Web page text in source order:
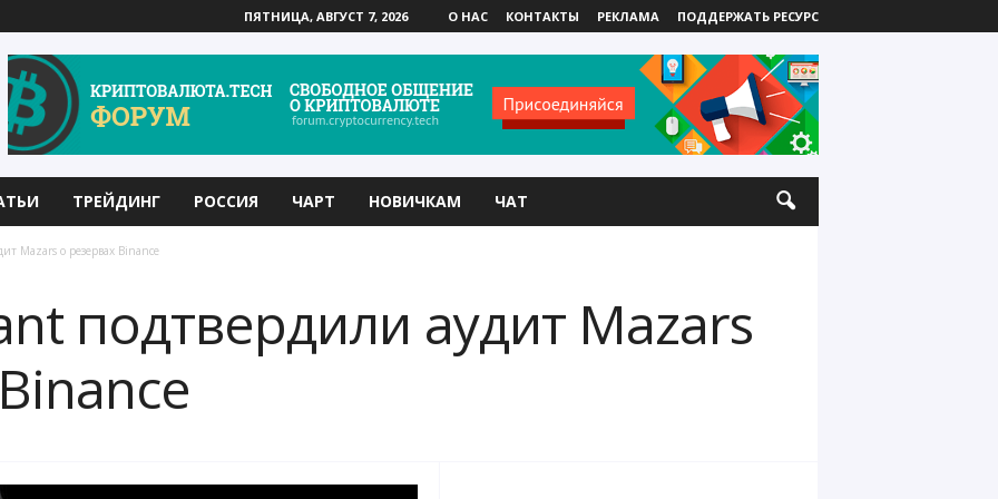
ПЯТНИЦА, АВГУСТ 7, 2026 О НАС КОНТАКТЫ РЕКЛАМА ПОДДЕРЖАТЬ РЕСУРС
ТРЕЙДИНГ РОССИЯ ЧАРТ НОВИЧКАМ ЧАТ
Mazars о резервах Binance
подтвердили аудит Mazars